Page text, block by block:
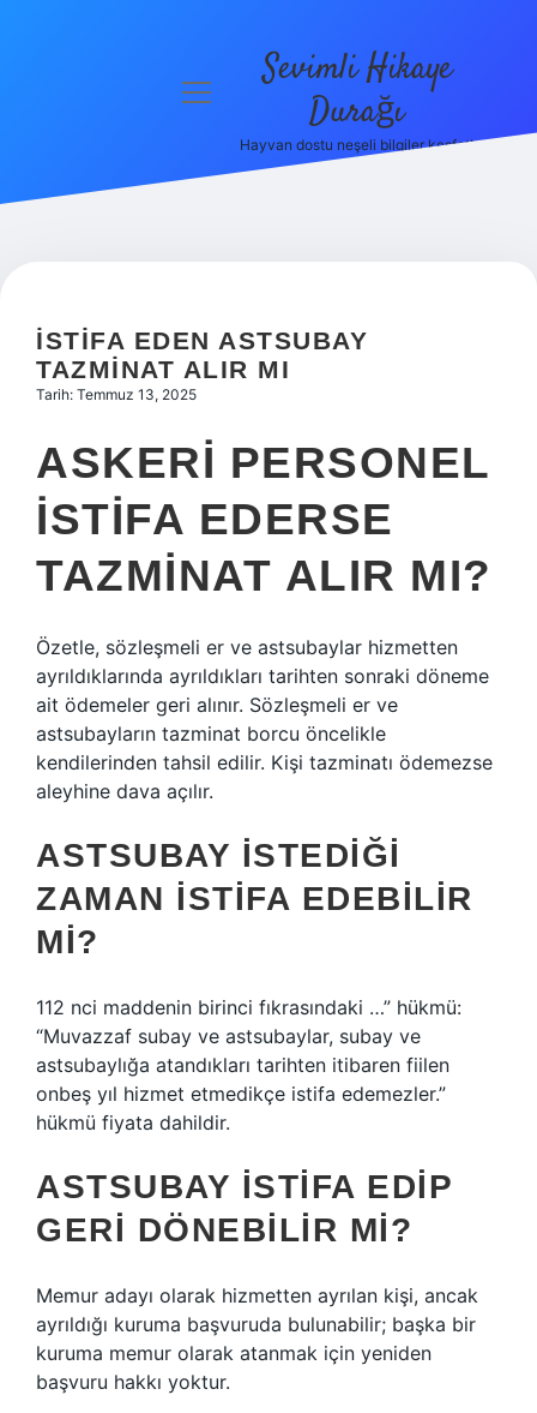
Hakkımızda
menüyü
Sevimli Hikaye
Durağı
Hayvan dostu neşeli bilgiler keşfet!
İSTIFA EDEN ASTSUBAY
TAZMINAT ALIR MI
Tarih: Temmuz 13, 2025
ASKERI PERSONEL
ISTIFA EDERSE
TAZMINAT ALIR MI?
Özetle, sözleşmeli er ve astsubaylar hizmetten
ayrıldıklarında ayrıldıkları tarihten sonraki döneme
ait ödemeler geri alınır. Sözleşmeli er ve
astsubayların tazminat borcu öncelikle
kendilerinden tahsil edilir. Kişi tazminatı ödemezse
aleyhine dava açılır.
ASTSUBAY ISTEDIĞI
ZAMAN ISTIFA EDEBILIR
MI?
112 nci maddenin birinci fıkrasındaki …” hükmü:
“Muvazzaf subay ve astsubaylar, subay ve
astsubaylığa atandıkları tarihten itibaren fiilen
onbeş yıl hizmet etmedikçe istifa edemezler.”
hükmü fiyata dahildir.
ASTSUBAY ISTIFA EDIP
GERI DÖNEBILIR MI?
Memur adayı olarak hizmetten ayrılan kişi, ancak
ayrıldığı kuruma başvuruda bulunabilir; başka bir
kuruma memur olarak atanmak için yeniden
başvuru hakkı yoktur.